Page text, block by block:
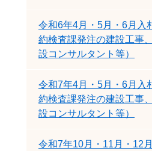
令和6年4月・5月・6月入
約検査課発注の建設工事
設コンサルタント等）
令和7年4月・5月・6月入
約検査課発注の建設工事
設コンサルタント等）
令和7年10月・11月・12